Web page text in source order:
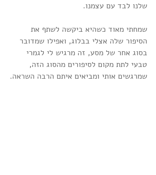
שלנו לבד עם עצמנו.
שמחתי מאוד כשהיא ביקשה לשתף את
הסיפור שלה אצלי בבלוג, ואפילו שמדובר
בסוג אחר של מסע, זה מרגיש לי לגמרי
טבעי לתת מקום לסיפורים מהסוג הזה,
שמרגשים אותי ומביאים איתם הרבה השראה.